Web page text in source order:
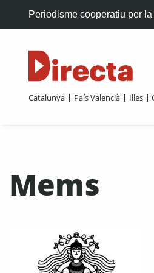
Periodisme cooperatiu per
Catalunya País Valencià Illes
Mems